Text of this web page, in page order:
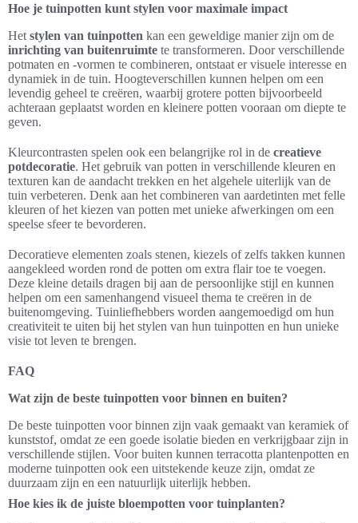
Hoe je tuinpotten kunt stylen voor maximale impact
Het stylen van tuinpotten kan een geweldige manier zijn om de
inrichting van buitenruimte te transformeren. Door verschillende
potmaten en -vormen te combineren, ontstaat er visuele interesse en
dynamiek in de tuin. Hoogteverschillen kunnen helpen om een
levendig geheel te creëren, waarbij grotere potten bijvoorbeeld
achteraan geplaatst worden en kleinere potten vooraan om diepte te
geven.
Kleurcontrasten spelen ook een belangrijke rol in de creatieve
potdecoratie. Het gebruik van potten in verschillende kleuren en
texturen kan de aandacht trekken en het algehele uiterlijk van de
tuin verbeteren. Denk aan het combineren van aardetinten met felle
kleuren of het kiezen van potten met unieke afwerkingen om een
speelse sfeer te bevorderen.
Decoratieve elementen zoals stenen, kiezels of zelfs takken kunnen
aangekleed worden rond de potten om extra flair toe te voegen.
Deze kleine details dragen bij aan de persoonlijke stijl en kunnen
helpen om een samenhangend visueel thema te creëren in de
buitenomgeving. Tuinliefhebbers worden aangemoedigd om hun
creativiteit te uiten bij het stylen van hun tuinpotten en hun unieke
visie tot leven te brengen.
FAQ
Wat zijn de beste tuinpotten voor binnen en buiten?
De beste tuinpotten voor binnen zijn vaak gemaakt van keramiek of
kunststof, omdat ze een goede isolatie bieden en verkrijgbaar zijn in
verschillende stijlen. Voor buiten kunnen terracotta plantenpotten en
moderne tuinpotten ook een uitstekende keuze zijn, omdat ze
duurzaam zijn en een natuurlijk uiterlijk hebben.
Hoe kies ik de juiste bloempotten voor tuinplanten?